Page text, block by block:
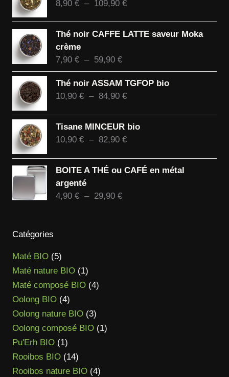
8,90 € – 109,90 €Plage
Thé noir CAFFE LATTE saveur Moka
crème
7,90 € – 59,90 €Plage
de
prix :
7,90 €
59,90 €
Thé noir ASSAM TGFOP bio
10,90 € – 84,90 €Plage
prix :
84,90 €
Tisane MINCEUR bio
10,90 € – 82,90 €Plage
prix :
BOITE A THÉ ou CAFÉ en métal
argenté
4,90 € – 29,90 €Plage
Catégories
Maté BIO 55
produits
Maté nature BIO 11
produit
Maté composé BIO 44
Oolong BIO 44
produits
Oolong nature BIO 33
produits
Oolong composé BIO 11
Pu'Erh BIO 11
produit
Rooibos BIO 1414
produits
Rooibos nature BIO 44